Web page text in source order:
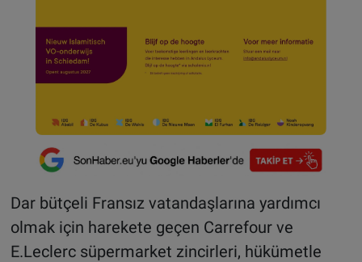
Dar bütçeli Fransız vatandaşlarına yardımcı
olmak için harekete geçen Carrefour ve
E.Leclerc süpermarket zincirleri, hükümetle